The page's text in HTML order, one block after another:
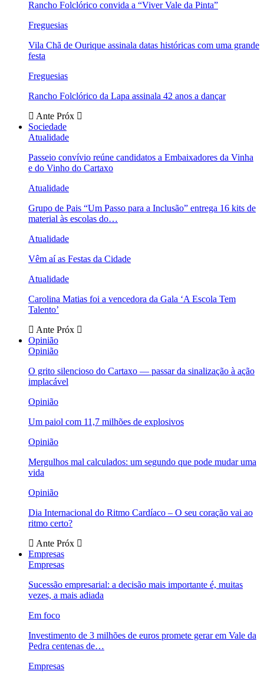
Rancho Folclórico convida a “Viver Vale da Pinta”
Freguesias
Vila Chã de Ourique assinala datas históricas com uma grande
festa
Freguesias
Rancho Folclórico da Lapa assinala 42 anos a dançar
Ante Próx
Sociedade
Atualidade
Passeio convívio reúne candidatos a Embaixadores da Vinha
e do Vinho do Cartaxo
Atualidade
Grupo de Pais “Um Passo para a Inclusão” entrega 16 kits de
material às escolas do…
Atualidade
Vêm aí as Festas da Cidade
Atualidade
Carolina Matias foi a vencedora da Gala ‘A Escola Tem
Talento’
Ante Próx
Opinião
Opinião
O grito silencioso do Cartaxo — passar da sinalização à ação
implacável
Opinião
Um paiol com 11,7 milhões de explosivos
Opinião
Mergulhos mal calculados: um segundo que pode mudar uma
vida
Opinião
Dia Internacional do Ritmo Cardíaco – O seu coração vai ao
ritmo certo?
Ante Próx
Empresas
Empresas
Sucessão empresarial: a decisão mais importante é, muitas
vezes, a mais adiada
Em foco
Investimento de 3 milhões de euros promete gerar em Vale da
Pedra centenas de…
Empresas